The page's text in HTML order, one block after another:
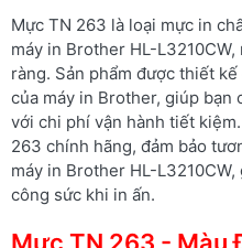
Mực TN 263 là loại mực in
máy in Brother HL-
ràng. Sản phẩm được thiết
của máy in Brother, giúp bạn
với chi phí vận hành tiết
263 chính hãng, đảm bảo
máy in Brother HL-
công sức khi in ấn.
Mực TN 263 - Màu